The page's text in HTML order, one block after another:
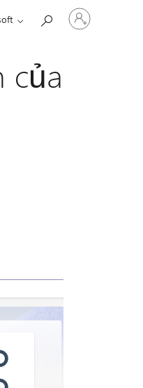
Đăng
nhập
của